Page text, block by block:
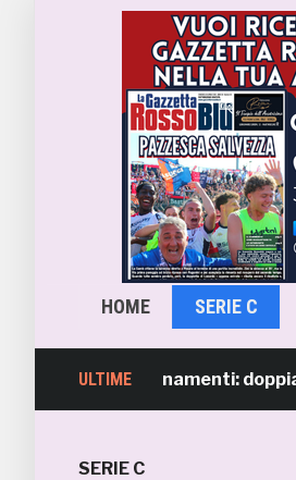
HOME SERIE C
ULTIME
gli allenamenti: doppia
SERIE C